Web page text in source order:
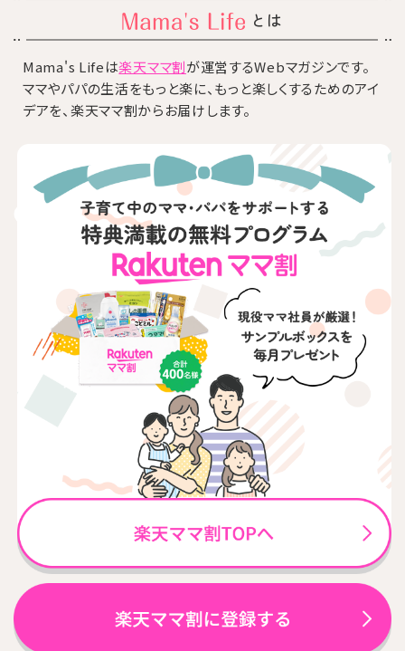
とは
Mama's Lifeは楽天ママ割が運営するWebマガジンです。
ママやパパの生活をもっと楽に、もっと楽しくするためのアイ
デアを、楽天ママ割からお届けします。